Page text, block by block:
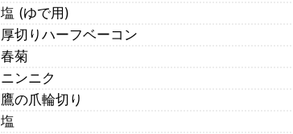
塩 (ゆで用)
厚切りハーフベーコン
春菊
ニンニク
鷹の爪輪切り
塩